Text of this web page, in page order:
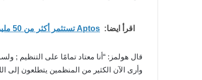
اقرأ ايضا: Aptos تستثمر أكثر من 50 مليون دولار لدعم الذكاء الاصطناعي والبنية المؤسسية
وأرى الآن الكثير من المنظمين يتطلعون إلى